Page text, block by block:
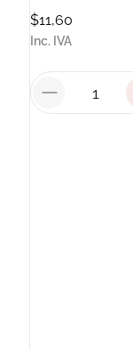
$11,60
Inc. IVA